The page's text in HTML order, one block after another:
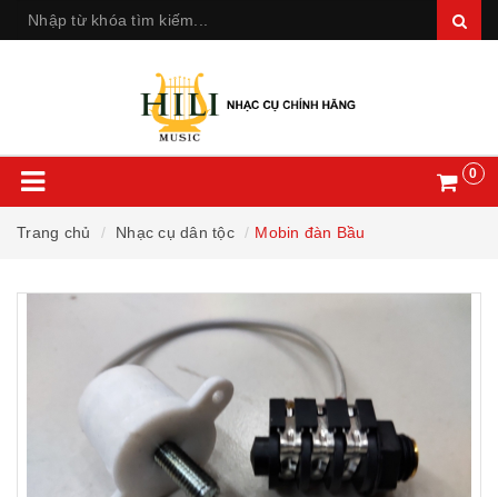
0
Trang chủ Nhạc cụ dân tộc Mobin đàn Bầu